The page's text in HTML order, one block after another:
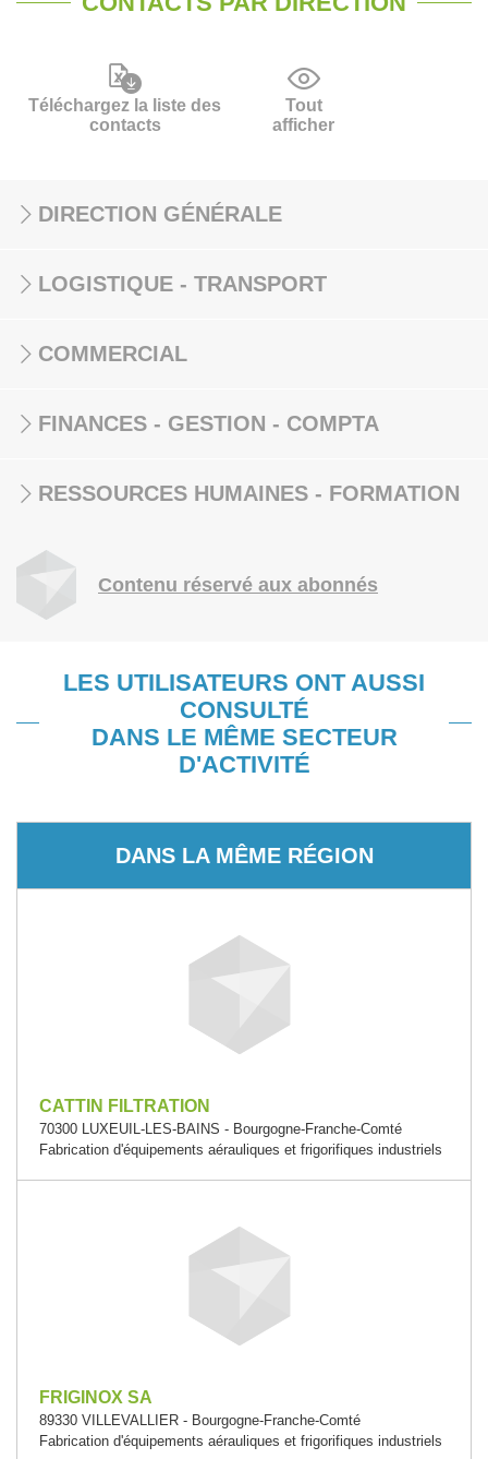
Téléchargez la liste des
contacts
Tout
afficher
DIRECTION GÉNÉRALE
LOGISTIQUE - TRANSPORT
COMMERCIAL
FINANCES - GESTION - COMPTA
RESSOURCES HUMAINES - FORMATION
Contenu réservé aux abonnés
LES UTILISATEURS ONT AUSSI
CONSULTÉ
DANS LE MÊME SECTEUR
D'ACTIVITÉ
DANS LA MÊME RÉGION
CATTIN FILTRATION
70300 LUXEUIL-LES-BAINS - Bourgogne-Franche-Comté
Fabrication d'équipements aérauliques et frigorifiques industriels
FRIGINOX SA
89330 VILLEVALLIER - Bourgogne-Franche-Comté
Fabrication d'équipements aérauliques et frigorifiques industriels